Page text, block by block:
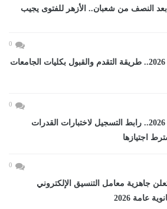
النصف من شعبان.. الأزهر للفتوى يجيب
0
تنسيق الجامعات 2026.. طريقة التقدم والقبول بكليات الجامعات
0
تنسيق الجامعات 2026.. رابط التسجيل لاختبارات القدرات
اجتيازها
0
جاهزية معامل التنسيق الإلكتروني
عامة 2026